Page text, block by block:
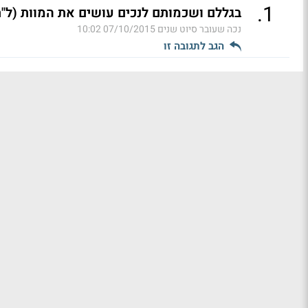
1
. בגללם ושכמותם לנכים עושים את המוות
נכה שעובר סיוט שנים07/10/2015 10:02
הגב לתגובה זו